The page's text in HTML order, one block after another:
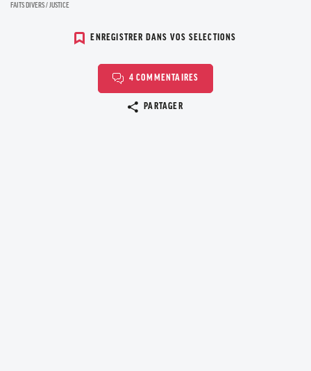
FAITS DIVERS / JUSTICE
ENREGISTRER DANS VOS SELECTIONS
4 COMMENTAIRES
PARTAGER